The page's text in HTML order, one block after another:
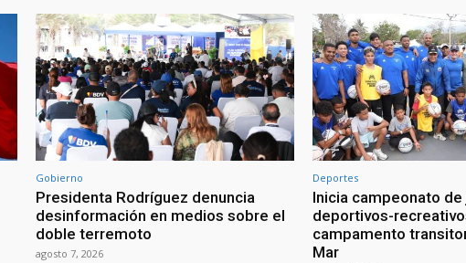
Gobierno
Presidenta Rodríguez denuncia
desinformación en medios sobre el
doble terremoto
agosto 7, 2026
Deportes
Inicia campeonato
deportivos-
campamento
Mar